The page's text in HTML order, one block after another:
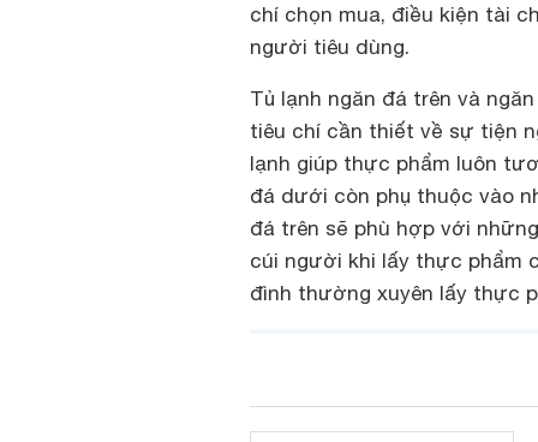
chí chọn mua, điều kiện tài
người tiêu dùng.
Tủ lạnh ngăn đá trên và
tiêu chí cần thiết về sự tiện
lạnh giúp thực phẩm luôn
đá dưới còn phụ thuộc vào
đá trên sẽ phù hợp với
cúi người khi lấy thực phẩm
đình thường xuyên lấy thực